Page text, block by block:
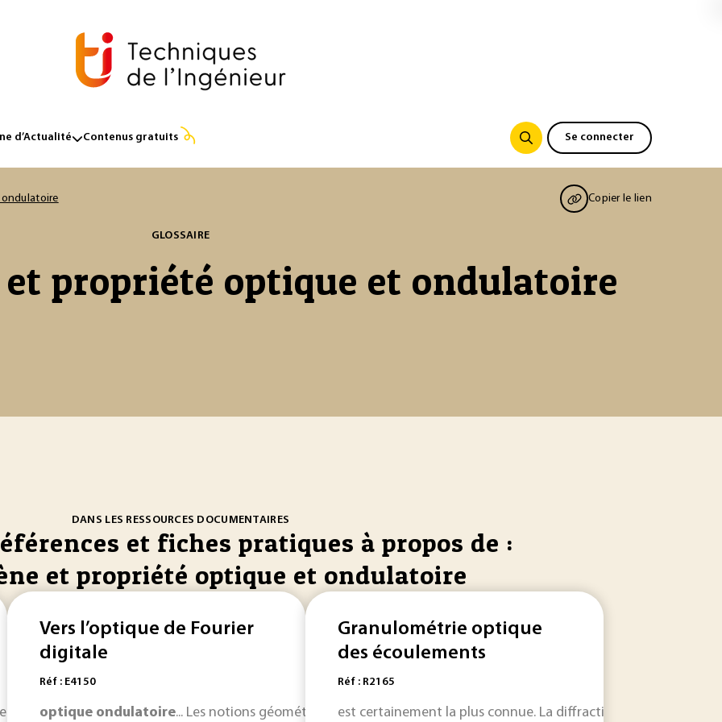
d’Actualité Contenus gratuits Se connecter
Copier le lien
GLOSSAIRE
propriété optique et ondulatoire
DANS LES RESSOURCES DOCUMENTAIRES
et fiches pratiques à propos de :
et propriété optique et ondulatoire
comprendre leurspropriétés optiquesde base : niveaux d’énergie, transitions... comment cespropriétés
Vers l’optique de Fourier
digitale
Réf : E4150
optique ondulatoire... Les notions géométriques etondulatoiressont des concepts très souvent employés
Granulométrie optique
des écoulements
Réf : R2165
est certainement la plus connue. La diffraction « pure » est un